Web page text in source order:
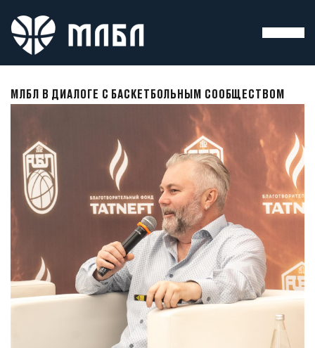
МЛБЛ В ДИАЛОГЕ С БАСКЕТБОЛЬНЫМ СООБЩЕСТВОМ